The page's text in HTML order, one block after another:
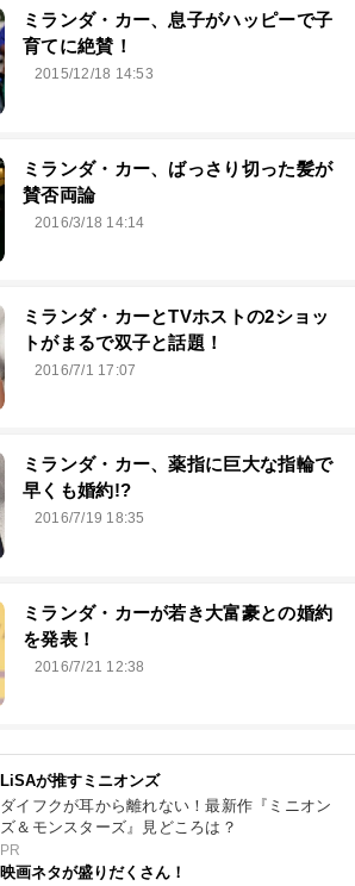
ミランダ・カー、息子がハッピーで子
育てに絶賛！
2015/12/18 14:53
ミランダ・カー、ばっさり切った髪が
賛否両論
2016/3/18 14:14
ミランダ・カーとTVホストの2ショッ
トがまるで双子と話題！
2016/7/1 17:07
ミランダ・カー、薬指に巨大な指輪で
早くも婚約!?
2016/7/19 18:35
ミランダ・カーが若き大富豪との婚約
を発表！
2016/7/21 12:38
LiSAが推すミニオンズ
ダイフクが耳から離れない！最新作『ミニオン
ズ＆モンスターズ』見どころは？
PR
映画ネタが盛りだくさん！